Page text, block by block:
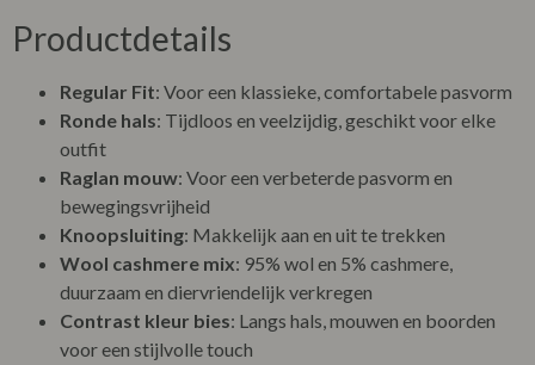
Productdetails
Regular Fit: Voor een klassieke, comfortabele pasvorm
Ronde hals: Tijdloos en veelzijdig, geschikt voor elke
outfit
Raglan mouw: Voor een verbeterde pasvorm en
bewegingsvrijheid
Knoopsluiting: Makkelijk aan en uit te trekken
Wool cashmere mix: 95% wol en 5% cashmere,
duurzaam en diervriendelijk verkregen
Contrast kleur bies: Langs hals, mouwen en boorden
voor een stijlvolle touch